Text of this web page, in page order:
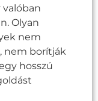
Olyan
nem
nem borítják
hosszú